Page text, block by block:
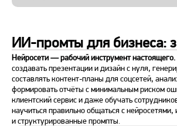
ИИ-промты для бизнеса:
Нейросети — рабочий инструмент настоящего.
создавать презентации и дизайн с нуля,
составлять контент-планы для соцсетей,
формировать отчёты с минимальным риском
клиентский сервис и даже обучать
научиться правильно общаться с нейросетями,
и структурированные промпты.